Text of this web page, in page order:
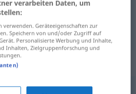
“
für "vorweg"
verarbeiten Daten, um
verwenden. Geräteeigenschaften zur
Speichern von und/oder Zugriff auf
Personalisierte Werbung und Inhalte,
Inhalten, Zielgruppenforschung und